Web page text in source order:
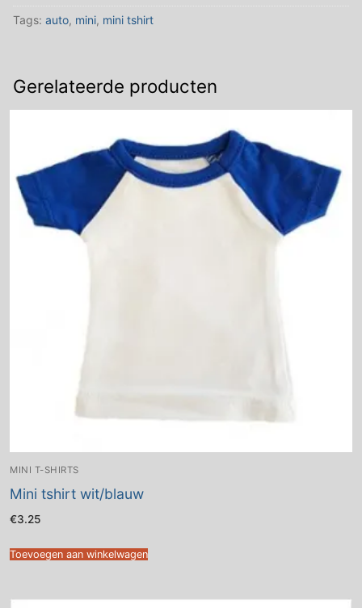
Tags: auto, mini, mini tshirt
Gerelateerde producten
MINI T-SHIRTS
Mini tshirt wit/blauw
€3.25
Toevoegen aan winkelwagen